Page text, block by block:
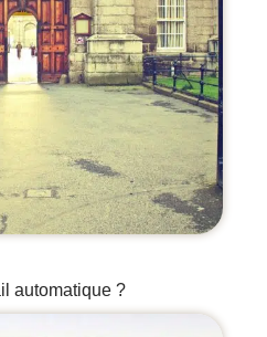
automatique ?